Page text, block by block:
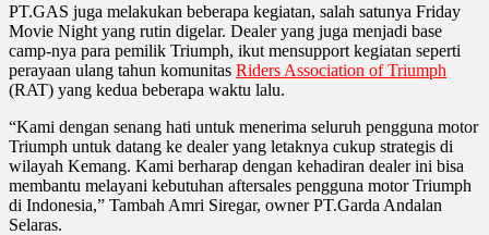
PT.GAS juga melakukan beberapa kegiatan, salah satunya Friday
Movie Night yang rutin digelar. Dealer yang juga menjadi base
camp-nya para pemilik Triumph, ikut mensupport kegiatan seperti
perayaan ulang tahun komunitas Riders Association of Triumph
(RAT) yang kedua beberapa waktu lalu.
“Kami dengan senang hati untuk menerima seluruh pengguna motor
Triumph untuk datang ke dealer yang letaknya cukup strategis di
wilayah Kemang. Kami berharap dengan kehadiran dealer ini bisa
membantu melayani kebutuhan aftersales pengguna motor Triumph
di Indonesia,” Tambah Amri Siregar, owner PT.Garda Andalan
Selaras.